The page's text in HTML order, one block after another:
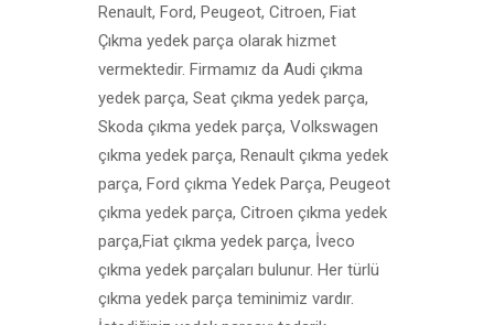
Renault, Ford, Peugeot, Citroen, Fiat
Çıkma yedek parça olarak hizmet
vermektedir. Firmamız da Audi çıkma
yedek parça, Seat çıkma yedek parça,
Skoda çıkma yedek parça, Volkswagen
çıkma yedek parça, Renault çıkma yedek
parça, Ford çıkma Yedek Parça, Peugeot
çıkma yedek parça, Citroen çıkma yedek
parça,Fiat çıkma yedek parça, İveco
çıkma yedek parçaları bulunur. Her türlü
çıkma yedek parça teminimiz vardır.